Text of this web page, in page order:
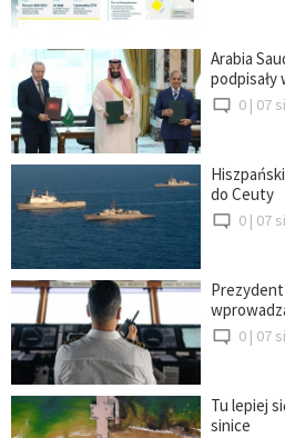
Arabia
podpisały
0 | 07
do Ceuty
0 | 07
0 | 07
Tu lepiej
sinice